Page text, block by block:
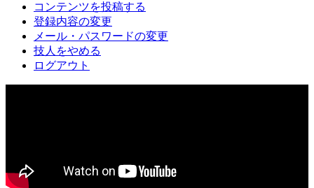
コンテンツを投稿する
登録内容の変更
メール・パスワードの変更
技人をやめる
ログアウト